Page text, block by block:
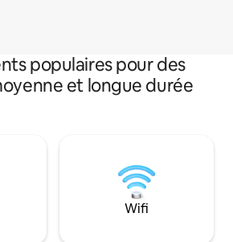
populaires pour des
et longue durée
Wifi